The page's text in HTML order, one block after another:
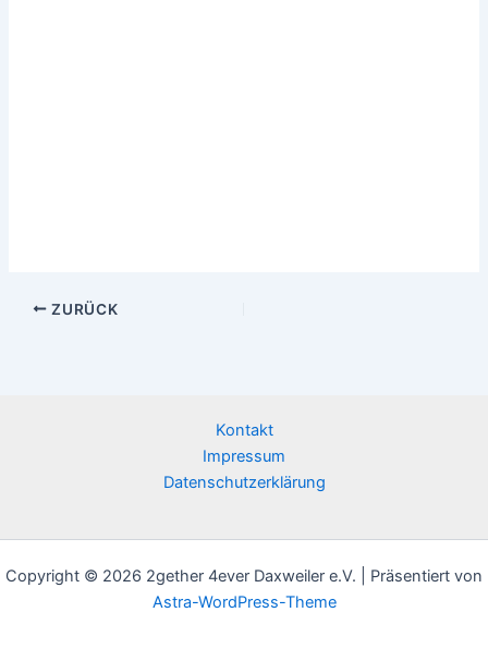
ZURÜCK
Kontakt
Impressum
Datenschutzerklärung
Copyright © 2026 2gether 4ever Daxweiler e.V. | Präsentiert von
Astra-WordPress-Theme